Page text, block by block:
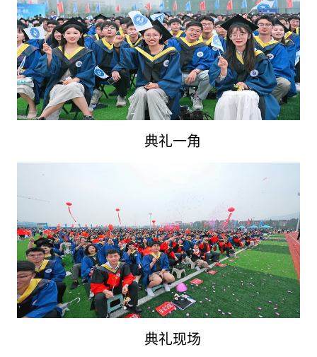
典礼一角
典礼现场